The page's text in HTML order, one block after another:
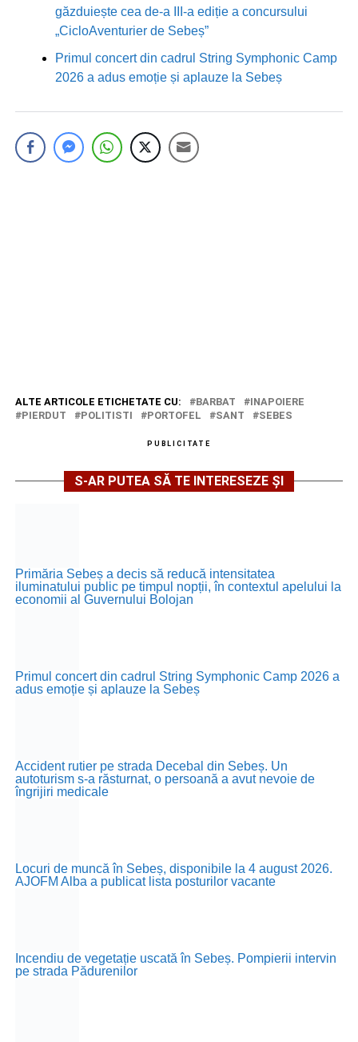
găzduiește cea de-a III-a ediție a concursului
„CicloAventurier de Sebeș”
Primul concert din cadrul String Symphonic Camp
2026 a adus emoție și aplauze la Sebeș
ALTE ARTICOLE ETICHETATE CU: BARBAT
INAPOIERE
PIERDUT
POLITISTI PORTOFEL SANT SEBES
PUBLICITATE
S-AR PUTEA SĂ TE INTERESEZE ȘI
Primăria Sebeș a decis să reducă intensitatea
iluminatului public pe timpul nopții, în contextul apelului la
economii al Guvernului Bolojan
Primul concert din cadrul String Symphonic Camp 2026 a
adus emoție și aplauze la Sebeș
Accident rutier pe strada Decebal din Sebeș. Un
autoturism s-a răsturnat, o persoană a avut nevoie de
îngrijiri medicale
Locuri de muncă în Sebeș, disponibile la 4 august 2026.
AJOFM Alba a publicat lista posturilor vacante
Incendiu de vegetație uscată în Sebeș. Pompierii intervin
pe strada Pădurenilor